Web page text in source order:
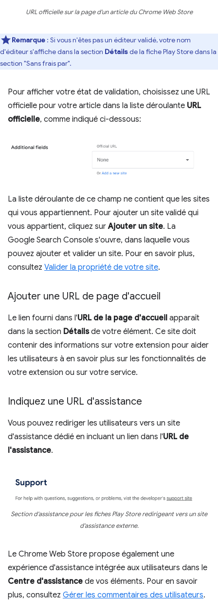
URL officielle sur la page d'un article du Chrome Web Store
Remarque : Si vous n'êtes pas un éditeur validé, votre nom
d'éditeur s'affiche dans la section Détailsde la fiche Play Store dans la
section "Sans frais par".
Pour afficher votre état de validation, choisissez une URL
officielle pour votre article dans la liste déroulante URL
officielle, comme indiqué ci-dessous:
La liste déroulante de ce champ ne contient que les sites
qui vous appartiennent. Pour ajouter un site validé qui
vous appartient, cliquez surAjouter un site. La
Google Search Console s'ouvre, dans laquelle vous
pouvez ajouter et valider un site. Pour en savoir plus,
consultez Valider la propriété de votre site.
Ajouter une URL de page d'accueil
Le lien fourni dans l'URL de la page d'accueil apparaît
dans la section Détailsde votre élément. Ce site doit
contenir des informations sur votre extension pour aider
les utilisateurs à en savoir plus sur les fonctionnalités de
votre extension ou sur votre service.
Indiquez une URL d'assistance
Vous pouvez rediriger les utilisateurs vers un site
d'assistance dédié en incluant un lien dans l'URL de
l'assistance.
Section d'assistance pour les fiches Play Store redirigeant vers un site
d'assistance externe.
Le Chrome Web Store propose également une
expérience d'assistance intégrée aux utilisateurs dans le
Centre d'assistance de vos éléments. Pour en savoir
plus, consultez Gérer les commentaires des utilisateurs.